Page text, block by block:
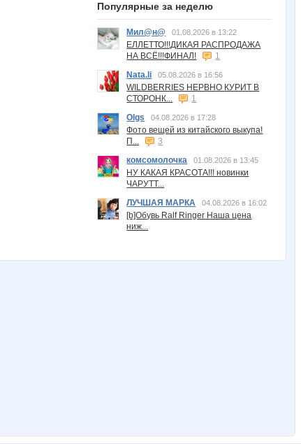
Популярные за неделю
Мил@н@ 01.08.2026 в 13:22
ЕЛЛЕТТО!!!ДИКАЯ РАСПРОДАЖА
НА ВСЁ!!!ФИНАЛ!
1
Nata.li
05.08.2026 в 16:56
WILDBERRIES НЕРВНО КУРИТ В
СТОРОНК...
1
Olgs
04.08.2026 в 17:28
Фото вещей из китайского выкупа!
П...
3
комсомолочка
01.08.2026 в 13:45
НУ КАКАЯ КРАСОТА!!! новинки
ЧАРУТТ...
ЛУЧШАЯ МАРКА
04.08.2026 в 16:02
[b]Обувь Ralf Ringer Наша цена
ниж...